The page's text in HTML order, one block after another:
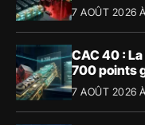
7 AOÛT 2026
CAC 40 :
700 points
7 AOÛT 2026